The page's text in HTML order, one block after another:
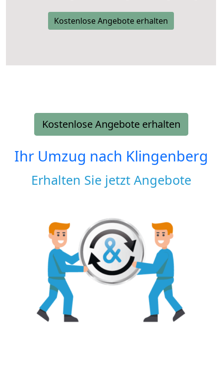
Kostenlose Angebote erhalten
Kostenlose Angebote erhalten
Ihr Umzug nach Klingenberg
Erhalten Sie jetzt Angebote